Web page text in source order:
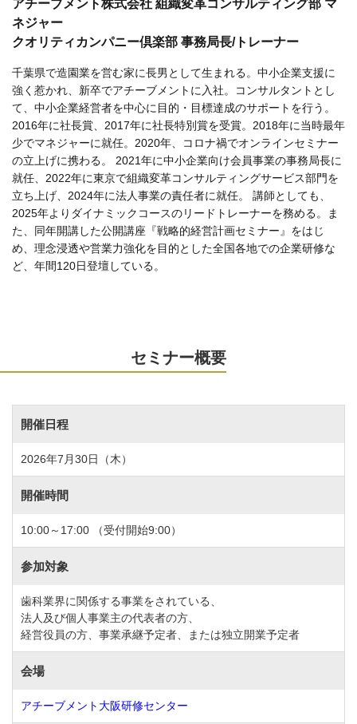
アチーブメント株式会社 組織変革コンサルティング部 マ
ネジャー
クオリティカンパニー倶楽部 事務局長/トレーナー
千葉県で造園業を営む家に長男として生まれる。中小企業支援に
強く惹かれ、新卒でアチーブメントに入社。コンサルタントとし
て、中小企業経営者を中心に目的・目標達成のサポートを行う。
2016年に社長賞、2017年に社長特別賞を受賞。2018年に当時最年
少でマネジャーに就任。2020年、コロナ禍でオンラインセミナー
の立上げに携わる。 2021年に中小企業向け会員事業の事務局長に
就任、2022年に東京で組織変革コンサルティングサービス部門を
立ち上げ、2024年に法人事業の責任者に就任。 講師としても、
2025年よりダイナミックコースのリードトレーナーを務める。ま
た、同年開講した公開講座『戦略的経営計画セミナー』をはじ
め、理念浸透や営業力強化を目的とした全国各地での企業研修な
ど、年間120日登壇している。
セミナー概要
開催日程
2026年7月30日（木）
開催時間
10:00～17:00 （受付開始9:00）
参加対象
歯科業界に関係する事業をされている、
法人及び個人事業主の代表者の方、
経営役員の方、事業承継予定者、または独立開業予定者
会場
アチーブメント大阪研修センター